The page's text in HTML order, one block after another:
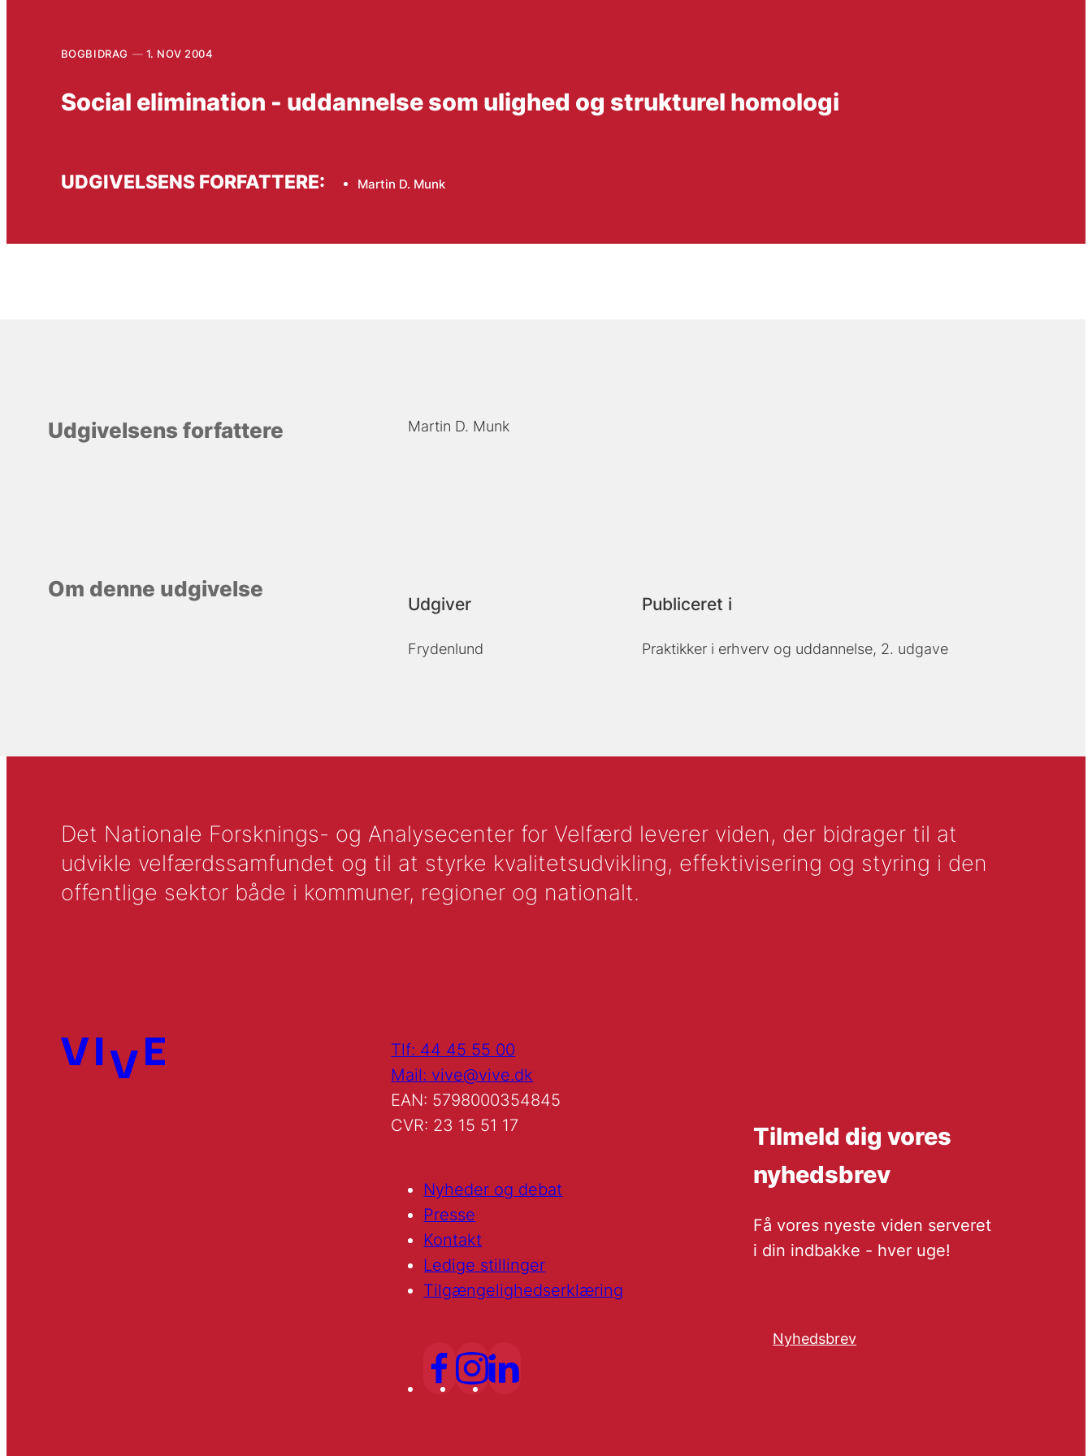
BOGBIDRAG 1. NOV 2004
Social elimination - uddannelse som ulighed og strukturel homologi
UDGIVELSENS FORFATTERE: Martin D. Munk
Udgivelsens forfattere Martin D. Munk
Om denne udgivelse
Udgiver
Frydenlund
Publiceret i
Praktikker i erhverv og uddannelse, 2. udgave
Det Nationale Forsknings- og Analysecenter for Velfærd leverer viden, der bidrager til at
udvikle velfærdssamfundet og til at styrke kvalitetsudvikling, effektivisering og styring i den
offentlige sektor både i kommuner, regioner og nationalt.
Tlf: 44 45 55 00
Mail: vive@vive.dk
EAN: 5798000354845
CVR: 23 15 51 17
Nyheder og debat
Presse
Kontakt
Ledige stillinger
Tilgængelighedserklæring
Tilmeld dig vores
nyhedsbrev
Få vores nyeste viden serveret
i din indbakke - hver uge!
Nyhedsbrev